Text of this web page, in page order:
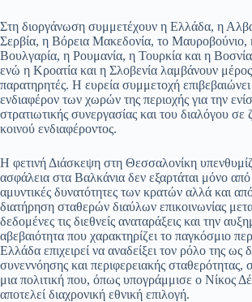
Στη διοργάνωση συμμετέχουν η Ελλάδα, η
Σερβία, η Βόρεια Μακεδονία, το Μαυροβούνιο,
Βουλγαρία, η Ρουμανία, η Τουρκία και η
ενώ η Κροατία και η Σλοβενία λαμβάνουν
παρατηρητές. Η ευρεία συμμετοχή
ενδιαφέρον των χωρών της περιοχής για την
στρατιωτικής συνεργασίας και του διαλόγου σε
κοινού ενδιαφέροντος.
Η φετινή Διάσκεψη στη Θεσσαλονίκη
ασφάλεια στα Βαλκάνια δεν εξαρτάται μόνο από
αμυντικές δυνατότητες των κρατών αλλά και
διατήρηση σταθερών διαύλων επικοινωνίας
δεδομένες τις διεθνείς αναταράξεις και την
αβεβαιότητα που χαρακτηρίζει το παγκόσμιο
Ελλάδα επιχειρεί να αναδείξει τον ρόλο της ως
συνεννόησης και περιφερειακής σταθερότητας,
μια πολιτική που, όπως υπογράμμισε ο Νίκος
αποτελεί διαχρονική εθνική επιλογή.